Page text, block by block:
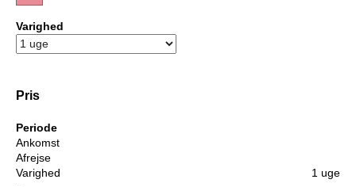
Varighed
Pris
Periode
Ankomst
Afrejse
Varighed
1 uge